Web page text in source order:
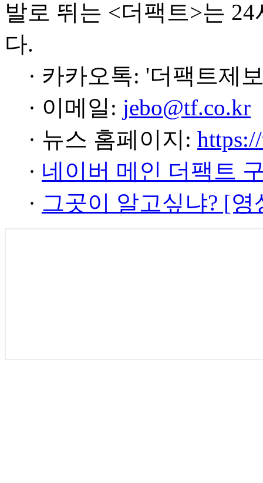
발로 뛰는 <더팩트>는
다.
· 카카오톡: '더팩트제
· 이메일: jebo@tf.co.kr
· 뉴스 홈페이지:
· 네이버 메인 더팩트
· 그곳이 알고싶냐? [